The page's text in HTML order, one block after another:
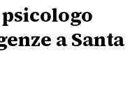
a Santa